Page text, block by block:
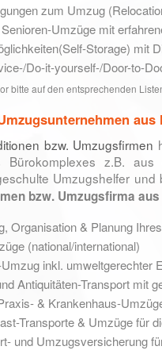
zum Umzug
Umzüge mit
Storage) mit
Do-it-yourself-/Door-to-
bitte auf den entsprechenden
aus
bzw. Umzugsfirmen
z.B.
Umzugshelfer
bzw. Umzugsfirma
Organisation & Planung
(national/international)
Umzug inkl. umweltgerechter
Antiquitäten-Transport mit
& Krankenhaus-
Transporte & Umzüge für
und Umzugsversicherung